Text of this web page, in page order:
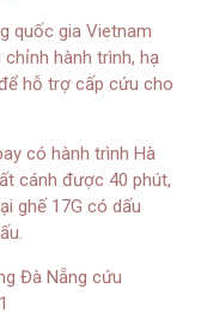
quốc gia Vietnam
hành trình, hạ
hỗ trợ cấp cứu cho
có hành trình Hà
cánh được 40 phút,
ghế 17G có dấu